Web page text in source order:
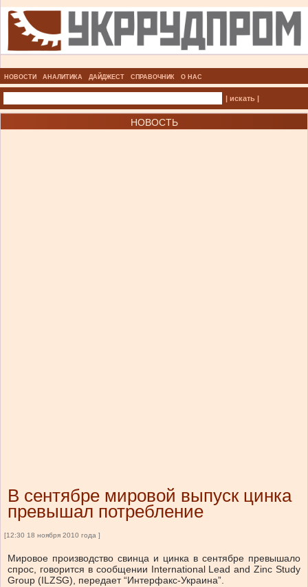
НОВОСТИ АНАЛИТИКА ДАЙДЖЕСТ СПРАВОЧНИК О НАС
| искать |
НОВОСТЬ
В сентябре мировой выпуск цинка
превышал потребление
[12:30 18 ноября 2010 года ]
Мировое производство свинца и цинка в сентябре превышало
спрос, говорится в сообщении International Lead and Zinc Study
Group (ILZSG), передает “Интерфакс-Украина”.